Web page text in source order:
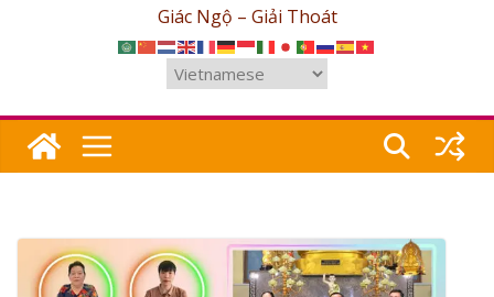
Giác Ngộ – Giải Thoát